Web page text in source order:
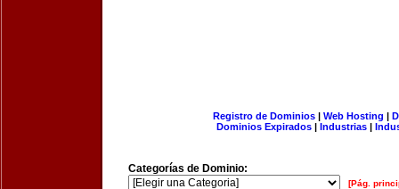
Registro de Dominios| Web Hosting |
Dominios Expirados | Industrias |
Categorías de Dominio:
[Pág.